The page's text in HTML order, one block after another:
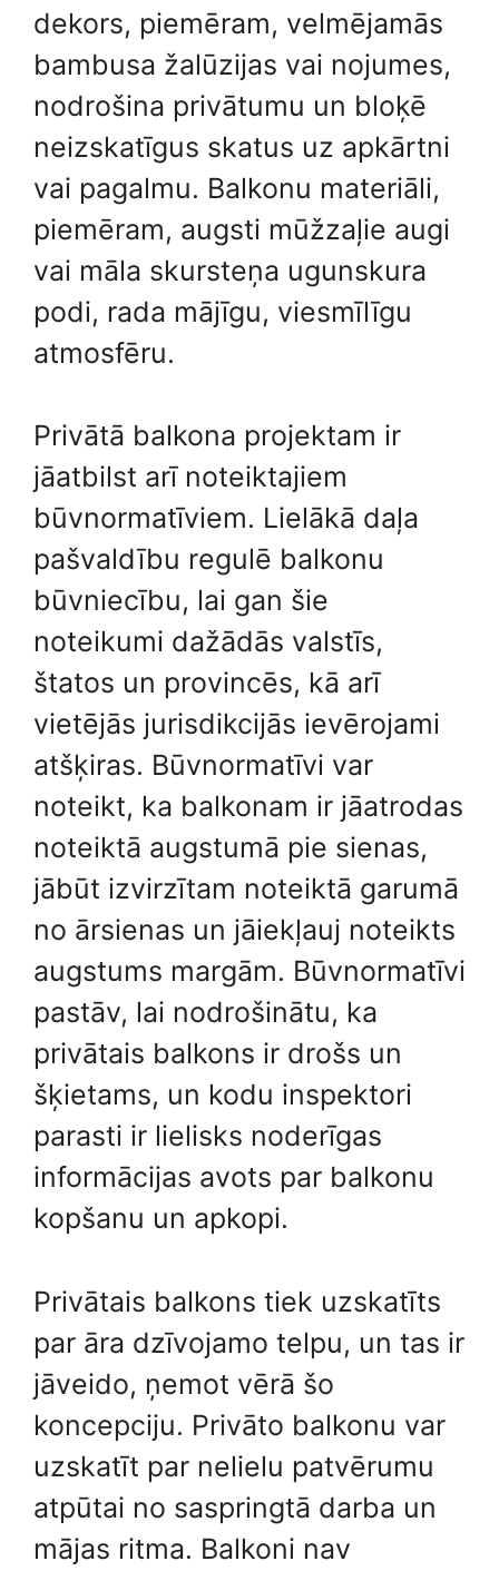
dekors, piemēram, velmējamās
bambusa žalūzijas vai nojumes,
nodrošina privātumu un bloķē
neizskatīgus skatus uz apkārtni
vai pagalmu. Balkonu materiāli,
piemēram, augsti mūžzaļie augi
vai māla skursteņa ugunskura
podi, rada mājīgu, viesmīlīgu
atmosfēru.
Privātā balkona projektam ir
jāatbilst arī noteiktajiem
būvnormatīviem. Lielākā daļa
pašvaldību regulē balkonu
būvniecību, lai gan šie
noteikumi dažādās valstīs,
štatos un provincēs, kā arī
vietējās jurisdikcijās ievērojami
atšķiras. Būvnormatīvi var
noteikt, ka balkonam ir jāatrodas
noteiktā augstumā pie sienas,
jābūt izvirzītam noteiktā garumā
no ārsienas un jāiekļauj noteikts
augstums margām. Būvnormatīvi
pastāv, lai nodrošinātu, ka
privātais balkons ir drošs un
šķietams, un kodu inspektori
parasti ir lielisks noderīgas
informācijas avots par balkonu
kopšanu un apkopi.
Privātais balkons tiek uzskatīts
par āra dzīvojamo telpu, un tas ir
jāveido, ņemot vērā šo
koncepciju. Privāto balkonu var
uzskatīt par nelielu patvērumu
atpūtai no saspringtā darba un
mājas ritma. Balkoni nav